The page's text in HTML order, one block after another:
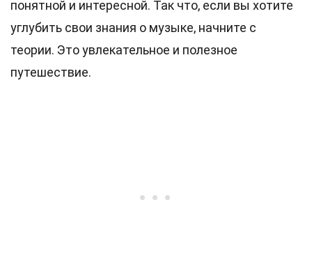
понятной и интересной. Так что, если вы хотите
углубить свои знания о музыке, начните с
теории. Это увлекательное и полезное
путешествие.